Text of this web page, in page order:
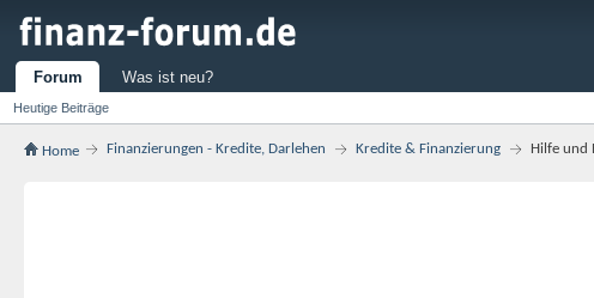
Forum
Heutige Beiträge
Was ist neu?
Home Finanzierungen - Kredite, Darlehen Kredite & Finanzierung Hilfe und